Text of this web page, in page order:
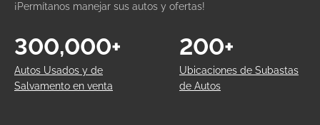
¡Permítanos manejar sus autos y ofertas!
Autos Usados y de
Salvamento en venta
300,000+
Ubicaciones de Subastas
de Autos
200+